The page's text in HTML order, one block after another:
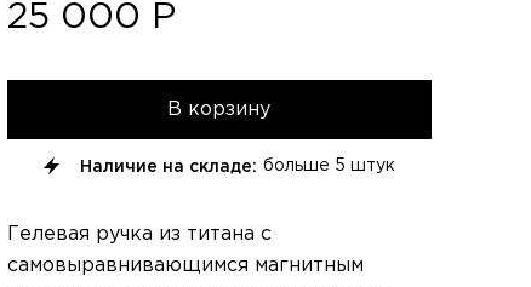
25 000 Р
В корзину
Наличие на складе: больше 5 штук
Гелевая ручка из титана с
самовыравнивающимся магнитным